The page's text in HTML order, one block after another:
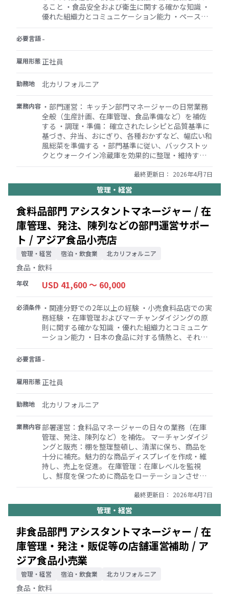
ること ・食品安全および衛生に関する確かな知識 ・
優れた組織力とコミュニケーション能力 ・ペースの
ク、カート、カッター、はしご、ラベルメーカー、
証明書が必要
必要言語-
雇用形態 正社員
勤務地 北カリフォルニア
業務内容 ・部門運営： キッチン部門マネージャーの日常業務
全般（生産計画、在庫管理、食品準備など）を補佐
する ・調理・準備： 確立されたレシピと品質基準に
基づき、弁当、おにぎり、各種おかずなど、幅広い和
風総菜を準備する ・部門基準に従い、バックストッ
クとウォークイン冷蔵庫を効果的に整理・維持する
潔で魅力的であり、常に新鮮な商品が陳列されてい
るよう徹底する ・すべてのフロアセット、ビジュア
ルプレゼンテーション、サイネージ配置などが、品
質基準に従って魅力的に整えられ、商品が陳列され
ているかを確認する ・先入れ先出し（FIFO）基準に
従ってすべての商品がローテーションされ、期限切
れでないことを積極的に確認する ・品質管理： 食品
安全、衛生、製品品質の最高基準を維持する ・顧客
サービス： 買い物客の商品選びを手伝い、食材や調
理法に関する質問に答えることで、優れた顧客サー
ビスを提供する ・チームサポート： デリスタッフの
トレーニングと監督を助け、ポジティブで生産的な
職場環境を育む ・清潔さと安全： すべての健康およ
エリアを維持する ・荷受： 部門の手順に従い、注文
と請求書の正確性を確認し、不一致を記録して鮮度
と品質を保証する ・コミュニケーション： 上記の職
責についてチームメンバーに伝達・教育し、必要な
的に報告する ・その他、必要に応じて割り当てられ
最終更新日： 2026年4月7日
管理・経営
食料品部門 アシスタントマネージャー / 在
庫管理、発注、陳列などの部門運営サポー
ト / アジア食品小売店
管理・経営 宿泊・飲食業 北カリフォルニア
食品・飲料
年収 USD 41,600 〜 60,000
必須条件 ・関連分野での2年以上の経験 ・小売食料品店での実
務経験 ・在庫管理およびマーチャンダイジングの原
則に関する確かな知識 ・優れた組織力とコミュニケ
ーション能力 ・日本の食品に対する情熱と、それを
必要言語-
雇用形態 正社員
勤務地 北カリフォルニア
業務内容部署運営：食料品マネージャーの日々の業務（在庫
管理、発注、陳列など）を補佐。 マーチャンダイジ
ングと販売：棚を整理整頓し、清潔に保ち、商品を
十分に補充。魅力的な商品ディスプレイを作成・維
持し、売上を促進。 在庫管理：在庫レベルを監視
し、鮮度を保つために商品をローテーションさせ、
に新商品を管理。 顧客サービス：買い物客が商品を
見つけるのを手伝ったり、質問に答えたりすること
で、優れた顧客サービスを提供。 チームサポート：
食料品部門のスタッフのトレーニングと監督を補佐
し、ポジティブで生産的な職場環境を育む。 清潔さ
と整理整頓：清潔で安全、整理整頓された売場を維
持し、すべての商品が適切に値付けされていること
を確認。 値札の管理、広告や店内サイネージの取り
扱い、ディスプレイの設置、発注処理、入荷管理、
請求書処理の実行、ベンダーとの効果的なコミュニ
最終更新日： 2026年4月7日
管理・経営
非食品部門 アシスタントマネージャー / 在
庫管理・発注・販促等の店舗運営補助 / ア
ジア食品小売業
管理・経営 宿泊・飲食業 北カリフォルニア
食品・飲料